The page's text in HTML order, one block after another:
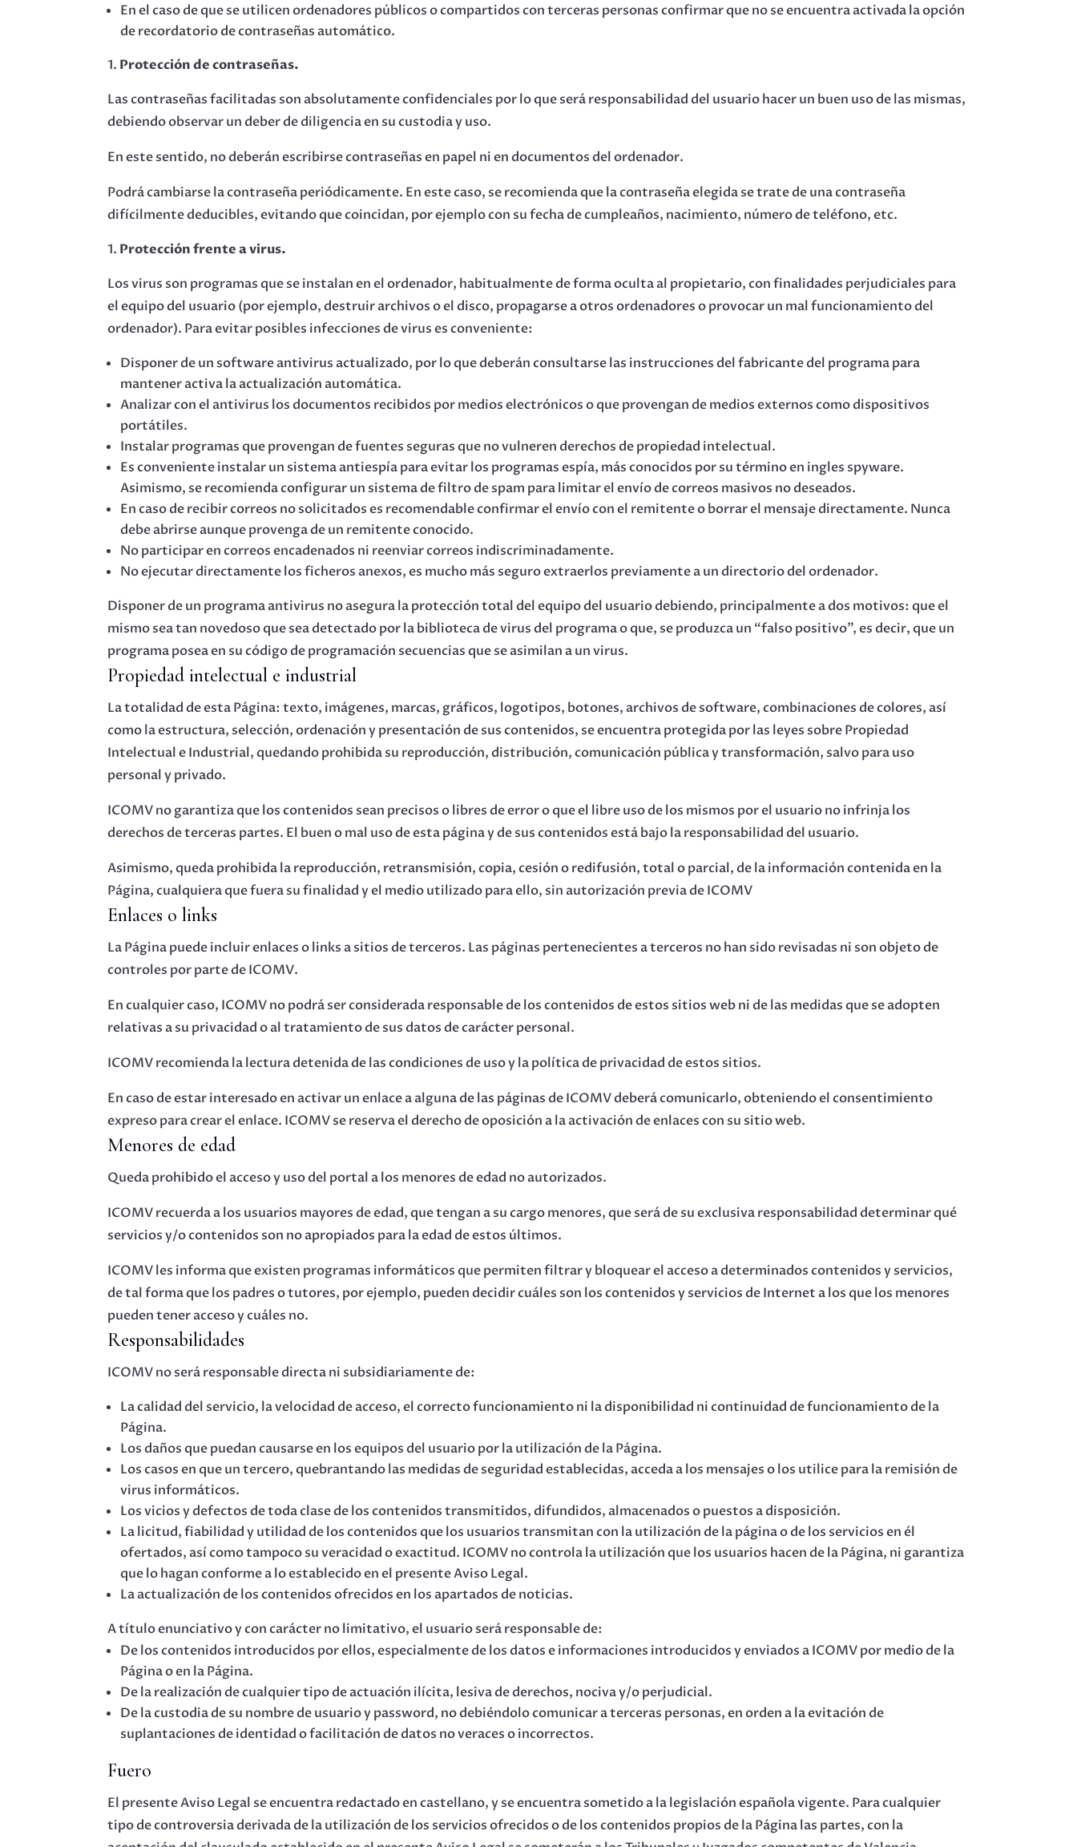
En el caso de que se utilicen ordenadores públicos o compartidos con terceras personas confirmar que no se encuentra activada la opción
de recordatorio de contraseñas automático.
Protección de contraseñas.
Las contraseñas facilitadas son absolutamente confidenciales por lo que será responsabilidad del usuario hacer un buen uso de las mismas,
debiendo observar un deber de diligencia en su custodia y uso.
En este sentido, no deberán escribirse contraseñas en papel ni en documentos del ordenador.
Podrá cambiarse la contraseña periódicamente. En este caso, se recomienda que la contraseña elegida se trate de una contraseña
difícilmente deducibles, evitando que coincidan, por ejemplo con su fecha de cumpleaños, nacimiento, número de teléfono, etc.
Protección frente a virus.
Los virus son programas que se instalan en el ordenador, habitualmente de forma oculta al propietario, con finalidades perjudiciales para
el equipo del usuario (por ejemplo, destruir archivos o el disco, propagarse a otros ordenadores o provocar un mal funcionamiento del
ordenador). Para evitar posibles infecciones de virus es conveniente:
Disponer de un software antivirus actualizado, por lo que deberán consultarse las instrucciones del fabricante del programa para
mantener activa la actualización automática.
Analizar con el antivirus los documentos recibidos por medios electrónicos o que provengan de medios externos como dispositivos
portátiles.
Instalar programas que provengan de fuentes seguras que no vulneren derechos de propiedad intelectual.
Es conveniente instalar un sistema antiespía para evitar los programas espía, más conocidos por su término en ingles spyware.
Asimismo, se recomienda configurar un sistema de filtro de spam para limitar el envío de correos masivos no deseados.
En caso de recibir correos no solicitados es recomendable confirmar el envío con el remitente o borrar el mensaje directamente. Nunca
debe abrirse aunque provenga de un remitente conocido.
No participar en correos encadenados ni reenviar correos indiscriminadamente.
No ejecutar directamente los ficheros anexos, es mucho más seguro extraerlos previamente a un directorio del ordenador.
Disponer de un programa antivirus no asegura la protección total del equipo del usuario debiendo, principalmente a dos motivos: que el
mismo sea tan novedoso que sea detectado por la biblioteca de virus del programa o que, se produzca un “falso positivo”, es decir, que un
programa posea en su código de programación secuencias que se asimilan a un virus.
Propiedad intelectual e industrial
La totalidad de esta Página: texto, imágenes, marcas, gráficos, logotipos, botones, archivos de software, combinaciones de colores, así
como la estructura, selección, ordenación y presentación de sus contenidos, se encuentra protegida por las leyes sobre Propiedad
Intelectual e Industrial, quedando prohibida su reproducción, distribución, comunicación pública y transformación, salvo para uso
personal y privado.
ICOMV no garantiza que los contenidos sean precisos o libres de error o que el libre uso de los mismos por el usuario no infrinja los
derechos de terceras partes. El buen o mal uso de esta página y de sus contenidos está bajo la responsabilidad del usuario.
Asimismo, queda prohibida la reproducción, retransmisión, copia, cesión o redifusión, total o parcial, de la información contenida en la
Página, cualquiera que fuera su finalidad y el medio utilizado para ello, sin autorización previa de ICOMV
Enlaces o links
La Página puede incluir enlaces o links a sitios de terceros. Las páginas pertenecientes a terceros no han sido revisadas ni son objeto de
controles por parte de ICOMV.
En cualquier caso, ICOMV no podrá ser considerada responsable de los contenidos de estos sitios web ni de las medidas que se adopten
relativas a su privacidad o al tratamiento de sus datos de carácter personal.
ICOMV recomienda la lectura detenida de las condiciones de uso y la política de privacidad de estos sitios.
En caso de estar interesado en activar un enlace a alguna de las páginas de ICOMV deberá comunicarlo, obteniendo el consentimiento
expreso para crear el enlace. ICOMV se reserva el derecho de oposición a la activación de enlaces con su sitio web.
Menores de edad
Queda prohibido el acceso y uso del portal a los menores de edad no autorizados.
ICOMV recuerda a los usuarios mayores de edad, que tengan a su cargo menores, que será de su exclusiva responsabilidad determinar qué
servicios y/o contenidos son no apropiados para la edad de estos últimos.
ICOMV les informa que existen programas informáticos que permiten filtrar y bloquear el acceso a determinados contenidos y servicios,
de tal forma que los padres o tutores, por ejemplo, pueden decidir cuáles son los contenidos y servicios de Internet a los que los menores
pueden tener acceso y cuáles no.
Responsabilidades
ICOMV no será responsable directa ni subsidiariamente de:
La calidad del servicio, la velocidad de acceso, el correcto funcionamiento ni la disponibilidad ni continuidad de funcionamiento de la
Página.
Los daños que puedan causarse en los equipos del usuario por la utilización de la Página.
Los casos en que un tercero, quebrantando las medidas de seguridad establecidas, acceda a los mensajes o los utilice para la remisión de
virus informáticos.
Los vicios y defectos de toda clase de los contenidos transmitidos, difundidos, almacenados o puestos a disposición.
La licitud, fiabilidad y utilidad de los contenidos que los usuarios transmitan con la utilización de la página o de los servicios en él
ofertados, así como tampoco su veracidad o exactitud. ICOMV no controla la utilización que los usuarios hacen de la Página, ni garantiza
que lo hagan conforme a lo establecido en el presente Aviso Legal.
La actualización de los contenidos ofrecidos en los apartados de noticias.
A título enunciativo y con carácter no limitativo, el usuario será responsable de:
De los contenidos introducidos por ellos, especialmente de los datos e informaciones introducidos y enviados a ICOMV por medio de la
Página o en la Página.
De la realización de cualquier tipo de actuación ilícita, lesiva de derechos, nociva y/o perjudicial.
De la custodia de su nombre de usuario y password, no debiéndolo comunicar a terceras personas, en orden a la evitación de
suplantaciones de identidad o facilitación de datos no veraces o incorrectos.
Fuero
El presente Aviso Legal se encuentra redactado en castellano, y se encuentra sometido a la legislación española vigente. Para cualquier
tipo de controversia derivada de la utilización de los servicios ofrecidos o de los contenidos propios de la Página las partes, con la